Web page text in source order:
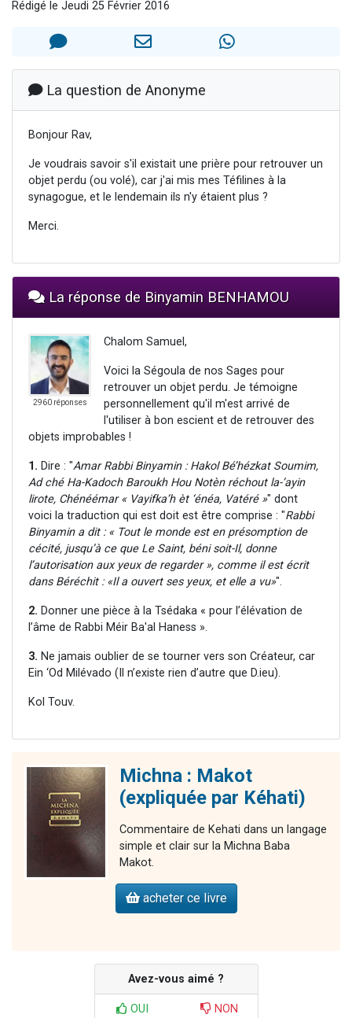
Il reste 49 places pour étudier en groupe sur Zoom
Eva vient de donner son Maasser
Rédigé le Jeudi 25 Février 2016
La question de Anonyme
Bonjour Rav,
Je voudrais savoir s'il existait une prière pour retrouver un
objet perdu (ou volé), car j'ai mis mes Téfilines à la
synagogue, et le lendemain ils n'y étaient plus ?
Merci.
La réponse de Binyamin BENHAMOU
2960 réponses
Chalom Samuel,
Voici la Ségoula de nos Sages pour
retrouver un objet perdu. Je témoigne
personnellement qu'il m'est arrivé de
l'utiliser à bon escient et de retrouver des
objets improbables !
1. Dire : "Amar Rabbi Binyamin : Hakol Bé’hézkat Soumim,
Ad ché Ha-Kadoch Baroukh Hou Notèn réchout la-’ayin
lirote, Chénéémar « Vayifka’h èt ‘énéa, Vatéré »" dont
voici la traduction qui est doit est être comprise : "Rabbi
Binyamin a dit : « Tout le monde est en présomption de
cécité, jusqu’à ce que Le Saint, béni soit-Il, donne
l’autorisation aux yeux de regarder », comme il est écrit
dans Béréchit : «Il a ouvert ses yeux, et elle a vu»".
2. Donner une pièce à la Tsédaka « pour l’élévation de
l’âme de Rabbi Méir Ba'al Haness ».
3. Ne jamais oublier de se tourner vers son Créateur, car
Ein ‘Od Milévado (Il n’existe rien d’autre que D.ieu).
Kol Touv.
Michna : Makot
(expliquée par Kéhati)
Commentaire de Kehati dans un langage
simple et clair sur la Michna Baba
Makot.
acheter ce livre
Avez-vous aimé ?
OUI NON